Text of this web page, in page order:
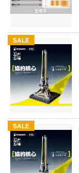
SALE
SALE
成品モデル
ンス
(ディオラマ)
レイ用品
ルマスター
星SPTレイズナー
れ どうぶつの森
ナイツ
リッシュセブン
んぶるスターズ！！
ハコ
ナディア